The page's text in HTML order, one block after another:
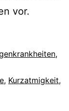
vor.
,
, Kurzatmigkeit,